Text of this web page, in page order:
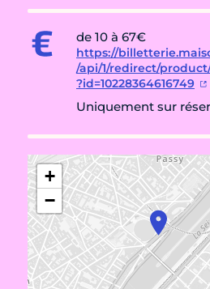
de 10 à 67€
https://
/api/1/redirect/
?id=10228364616749
Uniquement sur
+
−